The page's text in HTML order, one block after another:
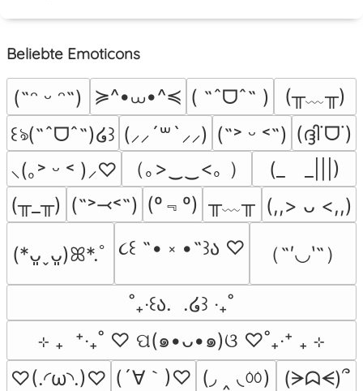
Beliebte Emoticons
(˶ᵔ ᵕ ᵔ˶) ≽^•⩊•^≼ ( ˶ˆᗜˆ˵ )
(╥﹏╥)
꒰ঌ(˶ˆᗜˆ˵)໒꒱ (⸝⸝´꒳`⸝⸝) (˶˃ ᵕ ˂˶) (ദ്ദി˙ᗜ˙)
⸜(｡˃ ᵕ ˂ )⸝♡
（｡>‿‿<｡ ）
(_　_|||)
(╥_╥) (˶˃⤙˂˶) (º﹃º) ╥﹏╥ (,,> ᴗ <,,)
(*ᴗ͈ˬᴗ͈)ꕤ*.ﾟ ૮꒰ ˶• ༝ •˶꒱ა ♡ （˶′◡‵˶）
˚₊‧꒰ა.  .໒꒱ ‧₊˚
⊹ ₊  ⁺‧₊˚ ♡ ପ(๑•ᴗ•๑)ଓ ♡˚₊‧⁺ ₊ ⊹
♡(.◜ω◝.)♡ (´∀｀)♡ (◞ ‸ ◟ㆀ)
(ᗒᗣᗕ)՞